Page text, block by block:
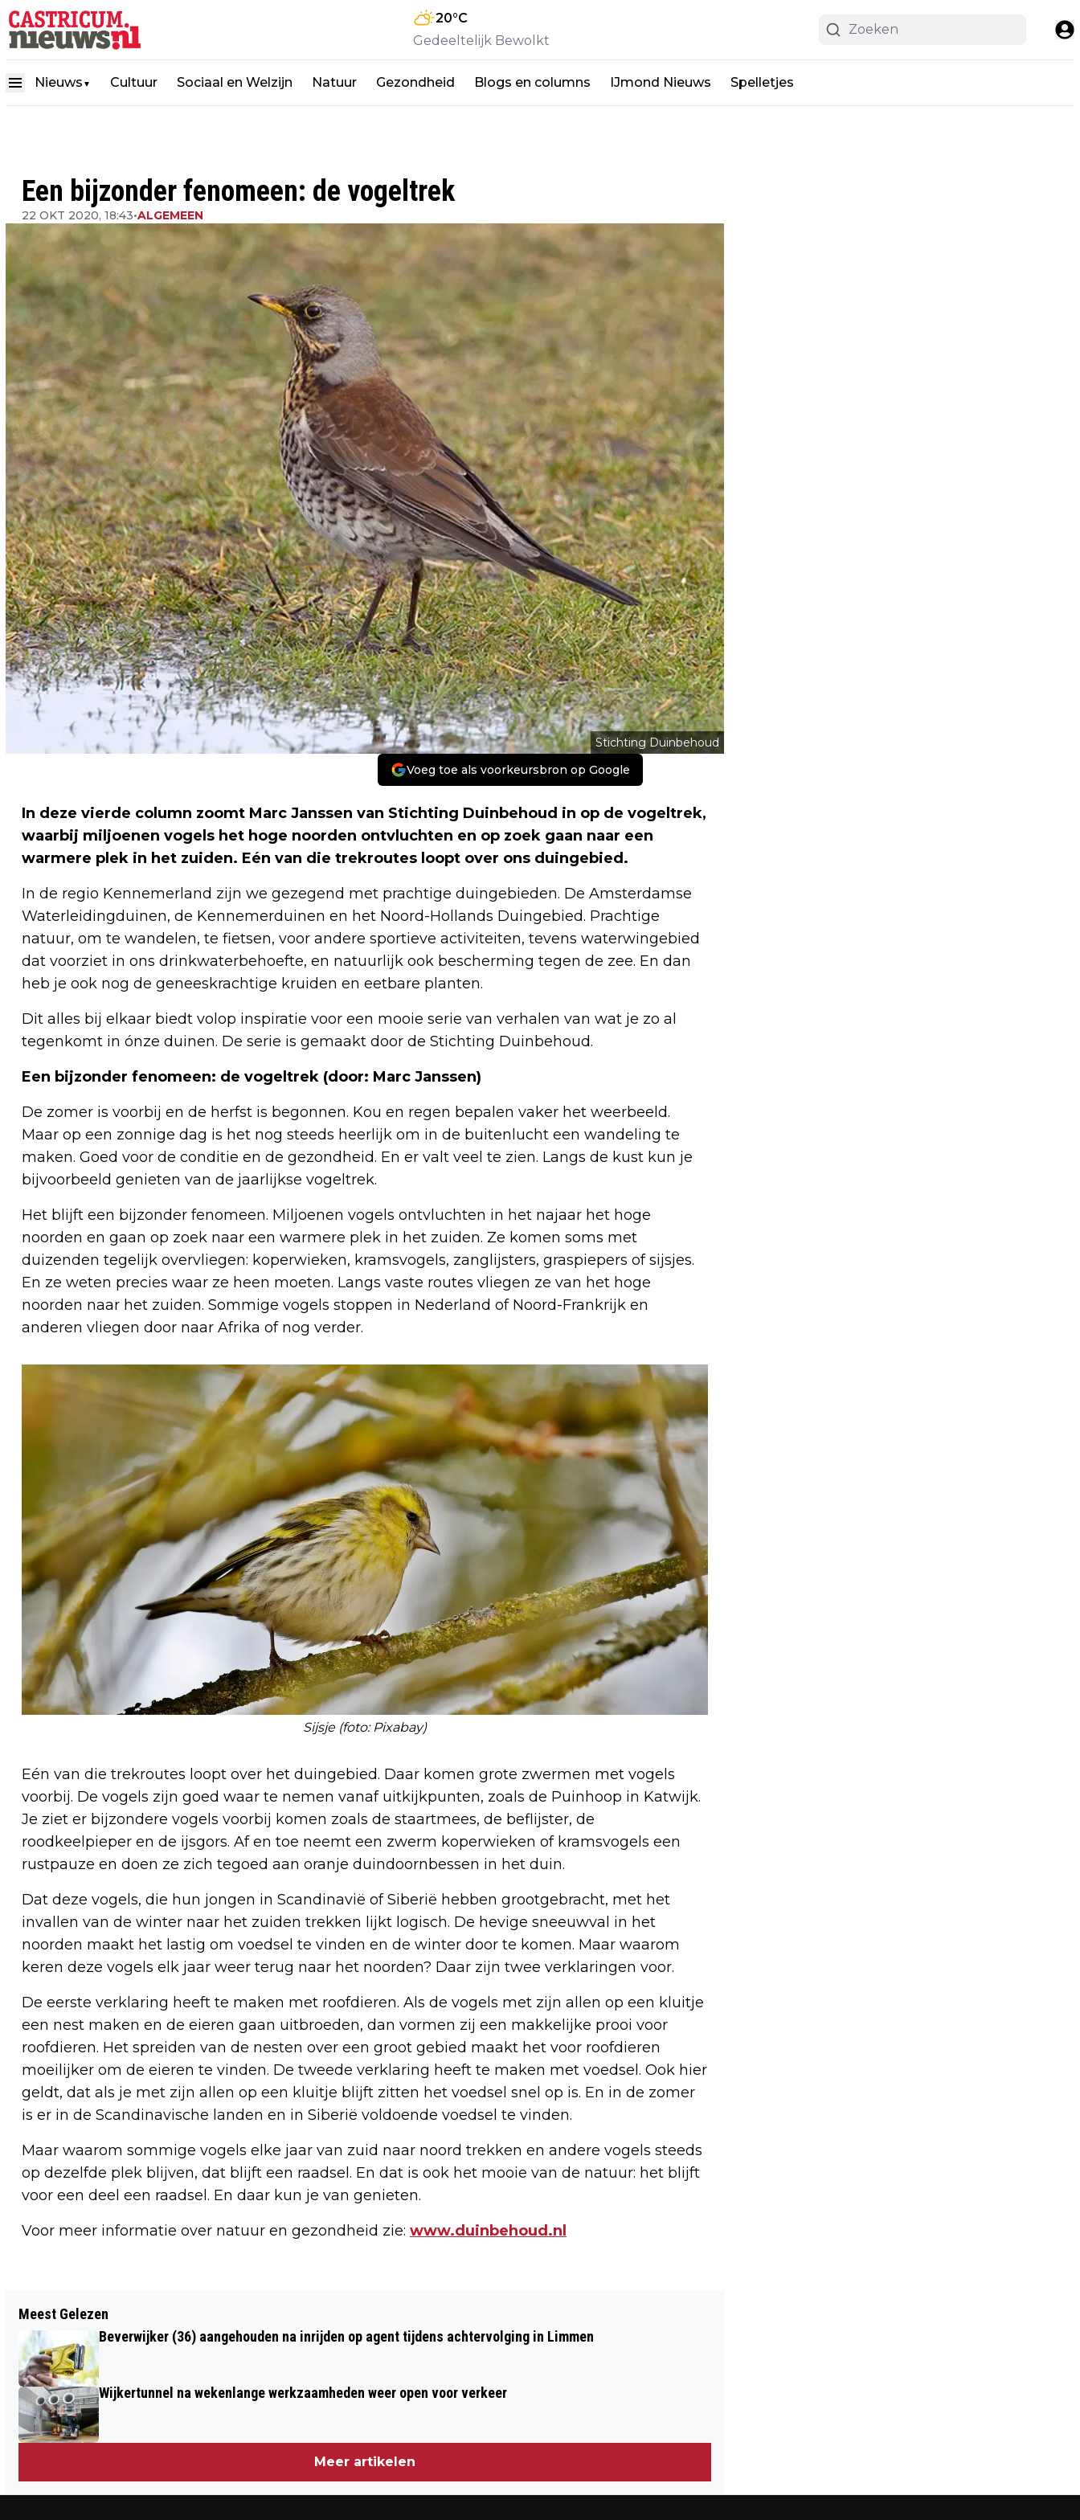
20°C
Gedeeltelijk Bewolkt
Nieuws ▼ Cultuur Sociaal en Welzijn Natuur Gezondheid Blogs en columns IJmond Nieuws Spelletjes
Een bijzonder fenomeen: de vogeltrek
22 OKT 2020, 18:43•ALGEMEEN
Stichting Duinbehoud
Voeg toe als voorkeursbron op Google
In deze vierde column zoomt Marc Janssen van Stichting Duinbehoud in op de vogeltrek,
waarbij miljoenen vogels het hoge noorden ontvluchten en op zoek gaan naar een
warmere plek in het zuiden. Eén van die trekroutes loopt over ons duingebied.
In de regio Kennemerland zijn we gezegend met prachtige duingebieden. De Amsterdamse
Waterleidingduinen, de Kennemerduinen en het Noord-Hollands Duingebied. Prachtige
natuur, om te wandelen, te fietsen, voor andere sportieve activiteiten, tevens waterwingebied
dat voorziet in ons drinkwaterbehoefte, en natuurlijk ook bescherming tegen de zee. En dan
heb je ook nog de geneeskrachtige kruiden en eetbare planten.
Dit alles bij elkaar biedt volop inspiratie voor een mooie serie van verhalen van wat je zo al
tegenkomt in ónze duinen. De serie is gemaakt door de Stichting Duinbehoud.
Een bijzonder fenomeen: de vogeltrek (door: Marc Janssen)
De zomer is voorbij en de herfst is begonnen. Kou en regen bepalen vaker het weerbeeld.
Maar op een zonnige dag is het nog steeds heerlijk om in de buitenlucht een wandeling te
maken. Goed voor de conditie en de gezondheid. En er valt veel te zien. Langs de kust kun je
bijvoorbeeld genieten van de jaarlijkse vogeltrek.
Het blijft een bijzonder fenomeen. Miljoenen vogels ontvluchten in het najaar het hoge
noorden en gaan op zoek naar een warmere plek in het zuiden. Ze komen soms met
duizenden tegelijk overvliegen: koperwieken, kramsvogels, zanglijsters, graspiepers of sijsjes.
En ze weten precies waar ze heen moeten. Langs vaste routes vliegen ze van het hoge
noorden naar het zuiden. Sommige vogels stoppen in Nederland of Noord-Frankrijk en
anderen vliegen door naar Afrika of nog verder.
Sijsje (foto: Pixabay)
Eén van die trekroutes loopt over het duingebied. Daar komen grote zwermen met vogels
voorbij. De vogels zijn goed waar te nemen vanaf uitkijkpunten, zoals de Puinhoop in Katwijk.
Je ziet er bijzondere vogels voorbij komen zoals de staartmees, de beflijster, de
roodkeelpieper en de ijsgors. Af en toe neemt een zwerm koperwieken of kramsvogels een
rustpauze en doen ze zich tegoed aan oranje duindoornbessen in het duin.
Dat deze vogels, die hun jongen in Scandinavië of Siberië hebben grootgebracht, met het
invallen van de winter naar het zuiden trekken lijkt logisch. De hevige sneeuwval in het
noorden maakt het lastig om voedsel te vinden en de winter door te komen. Maar waarom
keren deze vogels elk jaar weer terug naar het noorden? Daar zijn twee verklaringen voor.
De eerste verklaring heeft te maken met roofdieren. Als de vogels met zijn allen op een kluitje
een nest maken en de eieren gaan uitbroeden, dan vormen zij een makkelijke prooi voor
roofdieren. Het spreiden van de nesten over een groot gebied maakt het voor roofdieren
moeilijker om de eieren te vinden. De tweede verklaring heeft te maken met voedsel. Ook hier
geldt, dat als je met zijn allen op een kluitje blijft zitten het voedsel snel op is. En in de zomer
is er in de Scandinavische landen en in Siberië voldoende voedsel te vinden.
Maar waarom sommige vogels elke jaar van zuid naar noord trekken en andere vogels steeds
op dezelfde plek blijven, dat blijft een raadsel. En dat is ook het mooie van de natuur: het blijft
voor een deel een raadsel. En daar kun je van genieten.
Voor meer informatie over natuur en gezondheid zie: www.duinbehoud.nl
WONINGVERKOPEN BEREIKEN
HOOGTEPUNT DOOR CORONACRISIS
Meest Gelezen
Beverwijker (36) aangehouden na inrijden op agent tijdens achtervolging in Limmen
Wijkertunnel na wekenlange werkzaamheden weer open voor verkeer
Meer artikelen